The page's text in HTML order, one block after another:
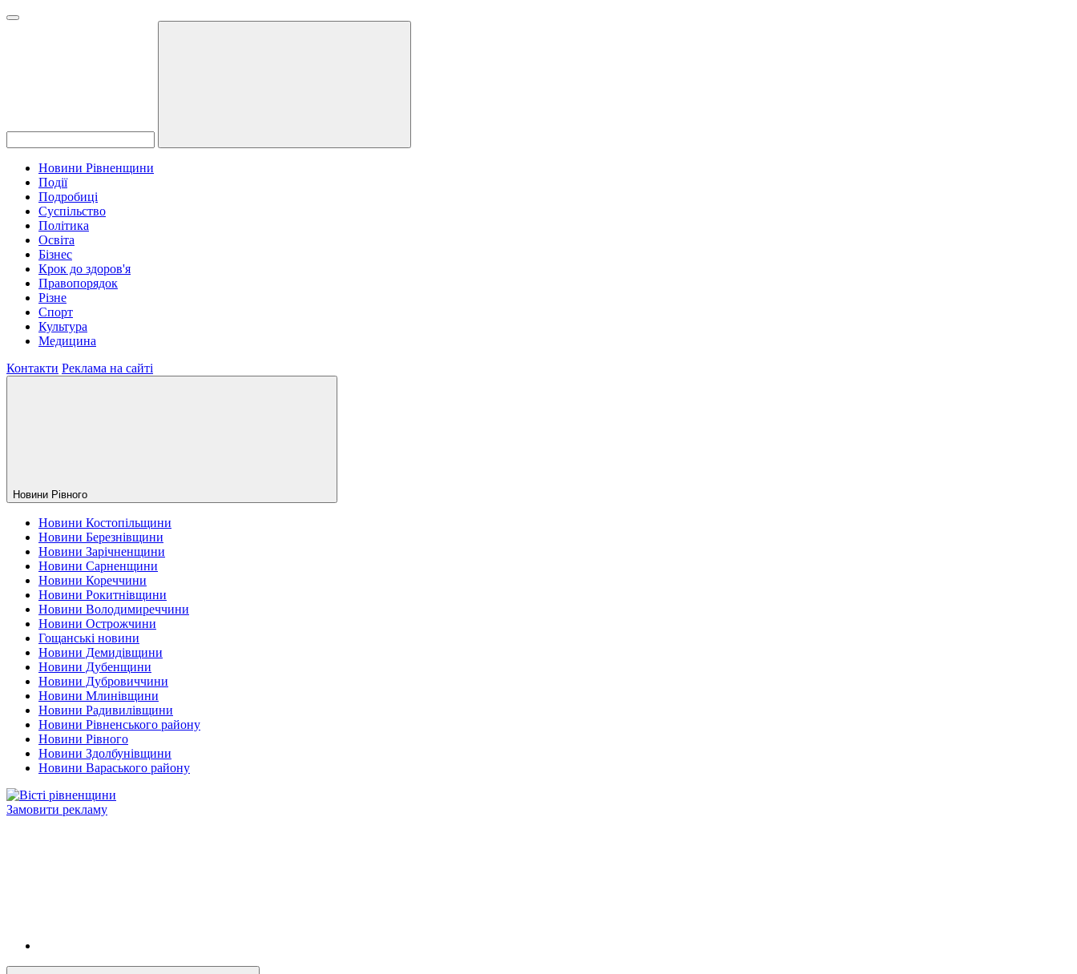
Новини Рівненщини
Події
Подробиці
Суспільство
Політика
Освіта
Бізнес
Крок до здоров'я
Правопорядок
Різне
Спорт
Культура
Медицина
Контакти Реклама на сайті
Новини Рiвного
Новини Костопільщини
Новини Березнівщини
Новини Зарічненщини
Новини Сарненщини
Новини Кореччини
Новини Рокитнівщини
Новини Володимиреччини
Новини Острожчини
Гощанські новини
Новини Демидівщини
Новини Дубенщини
Новини Дубровиччини
Новини Млинівщини
Новини Радивилівщини
Новини Рівненського району
Новини Рівного
Новини Здолбунівщини
Новини Вараського району
Замовити рекламу